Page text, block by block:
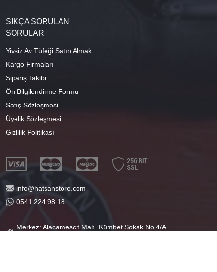
SIKÇA SORULAN
SORULAR
Yivsiz Av Tüfeği Satın Almak
Kargo Firmaları
Sipariş Takibi
Ön Bilgilendirme Formu
Satış Sözleşmesi
Üyelik Sözleşmesi
Gizlilik Politikası
info@hatsanstore.com
0541 224 98 18
Merkez: Alacamescit Mah. Kümbet Sokak No:4/A